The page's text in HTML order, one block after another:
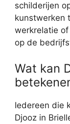
schilderijen
kunstwerken
werkrelatie
op de
Wat kan
Iedereen die
Djooz in